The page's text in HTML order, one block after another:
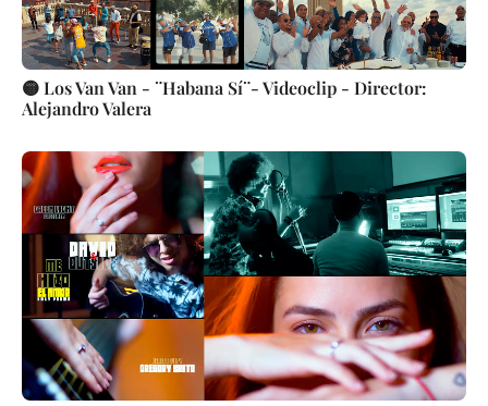
🟡 Los Van Van - ¨Habana Sí¨- Videoclip - Director:
Alejandro Valera